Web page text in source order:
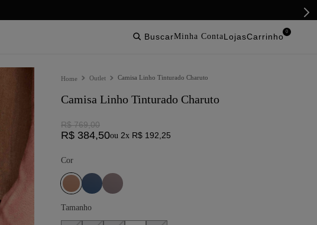
buscar lojas
0
Outlet Camisa Linho Tinturado Charuto
Camisa Linho Tinturado Charuto
R$ 769,00
R$ 384,50ou 2x R$ 192 25
Cor
Tamanho